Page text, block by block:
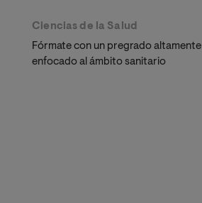
Ciencias de la Salud
Fórmate con un pregrado altamente
enfocado al ámbito sanitario